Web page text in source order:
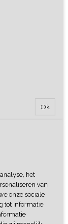
Ok
het
van
onze sociale
tot informatie